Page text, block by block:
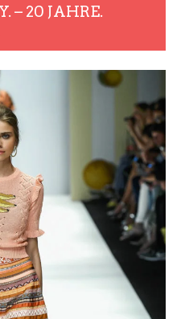
– 20 JAHRE.